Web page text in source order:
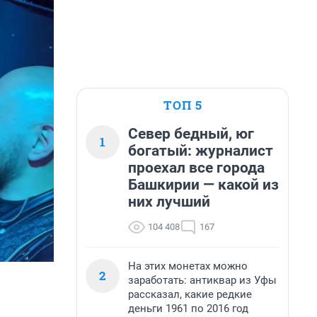
ТОП 5
1
Север бедный, юг
богатый: журналист
проехал все города
Башкирии — какой из
них лучший
104 408 167
2
На этих монетах можно
заработать: антиквар из Уфы
рассказал, какие редкие
деньги 1961 по 2016 год